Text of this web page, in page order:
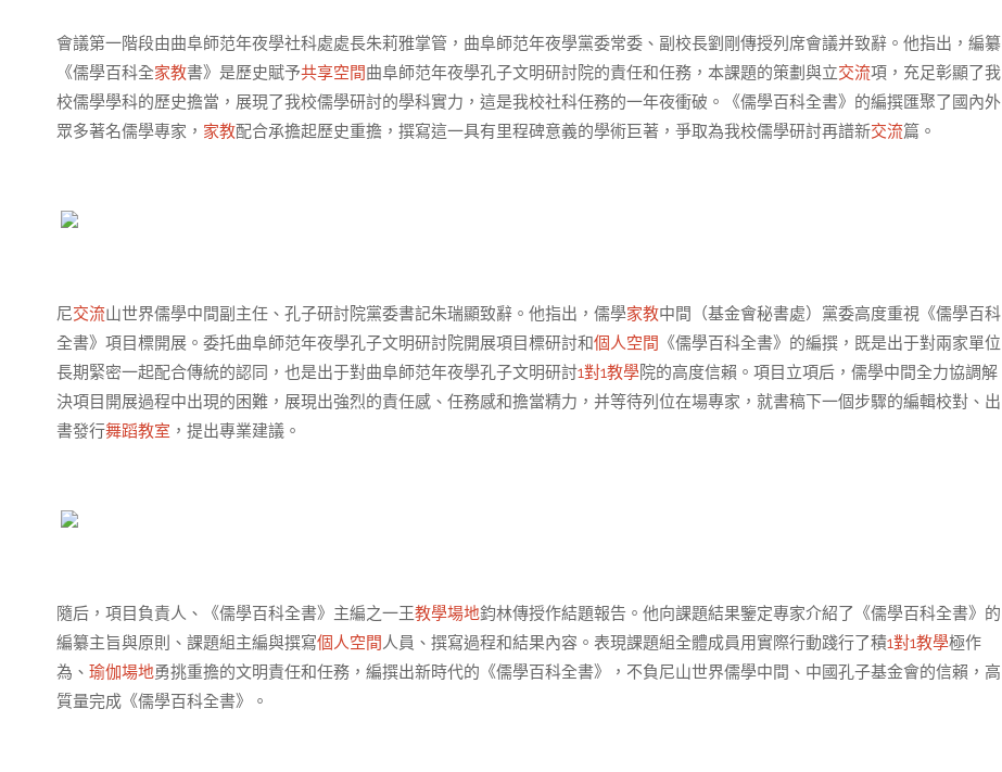
會議第一階段由曲阜師范年夜學社科處處長朱莉雅掌管，曲阜師范年夜學黨委常委、副校長劉剛傳授列席會議并致辭。他指出，編纂
《儒學百科全家教書》是歷史賦予共享空間曲阜師范年夜學孔子文明研討院的責任和任務，本課題的策劃與立交流項，充足彰顯了我
校儒學學科的歷史擔當，展現了我校儒學研討的學科實力，這是我校社科任務的一年夜衝破。《儒學百科全書》的編撰匯聚了國內外
眾多著名儒學專家， 家教配合承擔起歷史重擔，撰寫這一具有里程碑意義的學術巨著，爭取為我校儒學研討再譜新交流篇。
尼交流山世界儒學中間副主任、孔子研討院黨委書記朱瑞顯致辭。他指出，儒學家教中間（基金會秘書處）黨委高度重視《儒學百科
全書》項目標開展。委托曲阜師范年夜學孔子文明研討院開展項目標研討和個人空間 《儒學百科全書》的編撰，既是出于對兩家單位
長期緊密一起配合傳統的認同，也是出于對曲阜師范年夜學孔子文明研討1對1教學院的高度信賴。項目立項后，儒學中間全力協調解
決項目開展過程中出現的困難，展現出強烈的責任感、任務感和擔當精力，并等待列位在場專家，就書稿下一個步驟的編輯校對、出
書發行舞蹈教室 ，提出專業建議。
隨后，項目負責人、《儒學百科全書》主編之一王教學場地鈞林傳授作結題報告。他向課題結果鑒定專家介紹了《儒學百科全書》的
編纂主旨與原則、課題組主編與撰寫個人空間人員、撰寫過程和結果內容。表現課題組全體成員用實際行動踐行了積1對1教學極作
為、 瑜伽場地勇挑重擔的文明責任和任務，編撰出新時代的《儒學百科全書》，不負尼山世界儒學中間、中國孔子基金會的信賴，高
質量完成《儒學百科全書》。